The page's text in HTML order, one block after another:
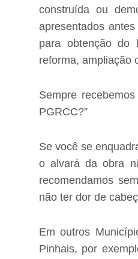
construída ou
apresentados
para obtenção do
reforma, ampliação
Sempre
PGRCC?”
Se você se
o alvará da obra
recomendamos
não ter dor de
Em outros
Pinhais, por